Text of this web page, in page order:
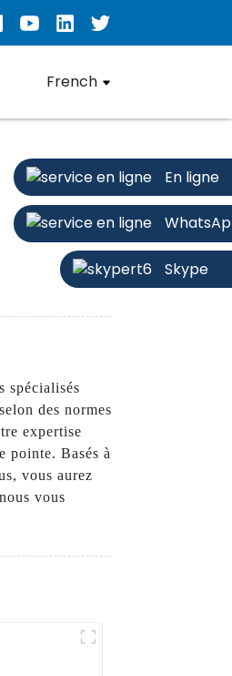
French
En ligne
Skype
spécialisés
des normes
expertise
pointe. Basés à
vous aurez
vous